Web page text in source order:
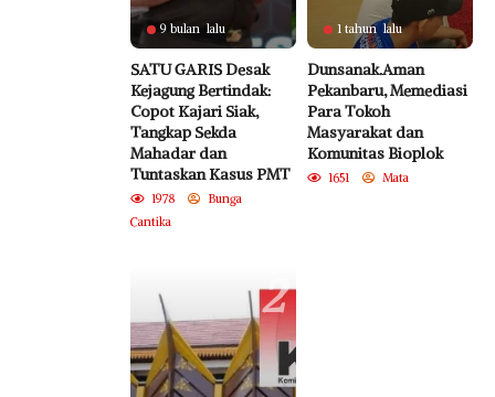
9 bulan lalu
SATU GARIS Desak
Kejagung Bertindak:
Copot Kajari Siak,
Tangkap Sekda
Mahadar dan
Tuntaskan Kasus PMT
1978
Bunga
Cantika
1 tahun lalu
Dunsanak.Aman
Pekanbaru, Memediasi
Para Tokoh
Masyarakat dan
Komunitas Bioplok
1651 Mata
2